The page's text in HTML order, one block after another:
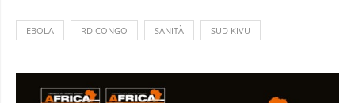
EBOLA RD CONGO SANITÀ SUD KIVU